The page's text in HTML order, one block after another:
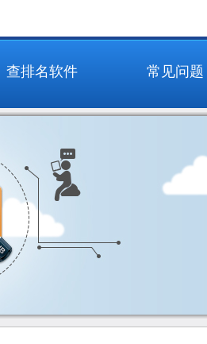
查排名软件 常见问题